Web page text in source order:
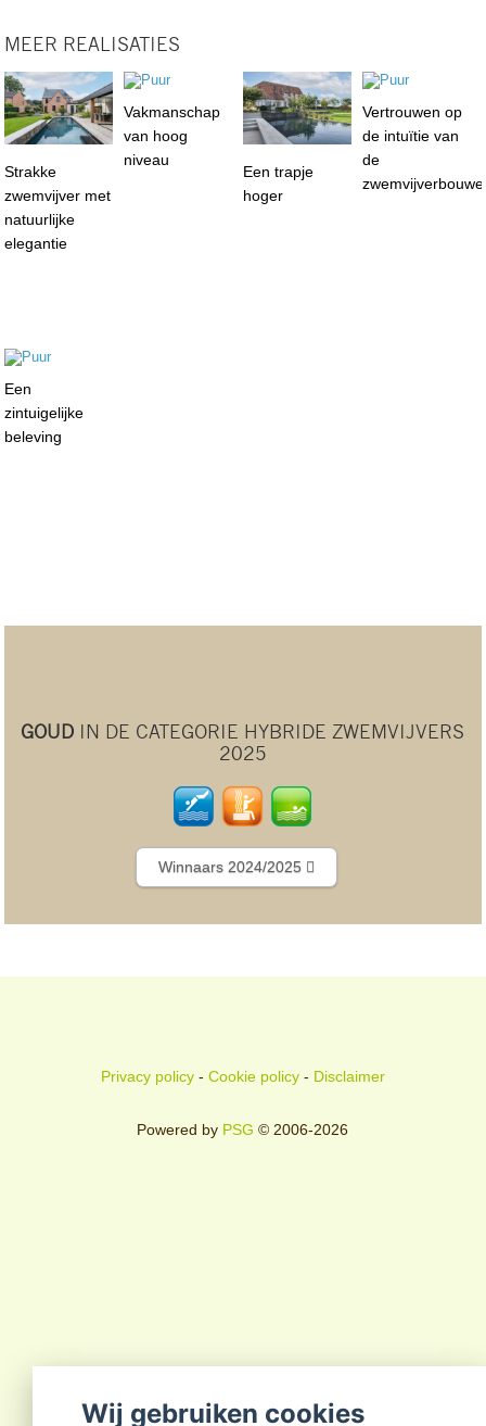
MEER REALISATIES
Strakke
zwemvijver met
natuurlijke
elegantie
Vakmanschap
van hoog
niveau
Een trapje
hoger
Vertrouwen op
de intuïtie van
de
Een
zintuigelijke
beleving
GOUD IN DE CATEGORIE HYBRIDE ZWEMVIJVERS
2025
Winnaars 2024/2025
Privacy policy- Cookie policy- Disclaimer
Powered by PSG © 2006-2026
Wij gebruiken cookies